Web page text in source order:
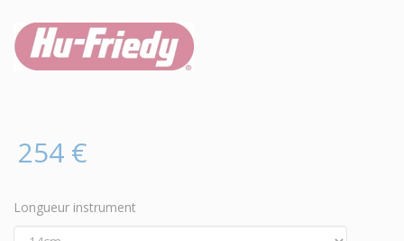
254 €
Longueur instrument